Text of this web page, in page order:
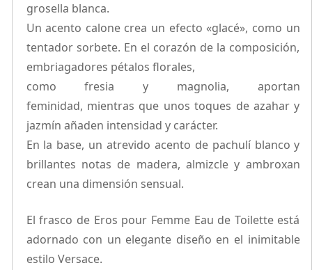
grosella blanca.
Un acento calone crea un efecto «glacé», como un
tentador sorbete. En el corazón de la composición,
embriagadores pétalos florales,
como fresia y magnolia, aportan
feminidad, mientras que unos toques de azahar y
jazmín añaden intensidad y carácter.
En la base, un atrevido acento de pachulí blanco y
brillantes notas de madera, almizcle y ambroxan
crean una dimensión sensual.
El frasco de Eros pour Femme Eau de Toilette está
adornado con un elegante diseño en el inimitable
estilo Versace.